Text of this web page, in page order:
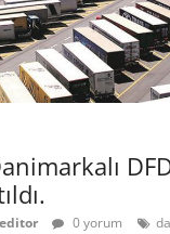
editor 0 yorum